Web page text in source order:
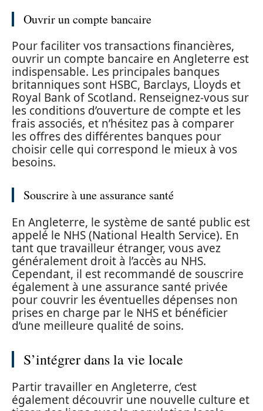
Ouvrir un compte bancaire
Pour faciliter vos transactions financières,
ouvrir un compte bancaire en Angleterre est
indispensable. Les principales banques
britanniques sont HSBC, Barclays, Lloyds et
Royal Bank of Scotland. Renseignez-vous sur
les conditions d’ouverture de compte et les
frais associés, et n’hésitez pas à comparer
les offres des différentes banques pour
choisir celle qui correspond le mieux à vos
besoins.
Souscrire à une assurance santé
En Angleterre, le système de santé public est
appelé le NHS (National Health Service). En
tant que travailleur étranger, vous avez
généralement droit à l’accès au NHS.
Cependant, il est recommandé de souscrire
également à une assurance santé privée
pour couvrir les éventuelles dépenses non
prises en charge par le NHS et bénéficier
d’une meilleure qualité de soins.
S’intégrer dans la vie locale
Partir travailler en Angleterre, c’est
également découvrir une nouvelle culture et